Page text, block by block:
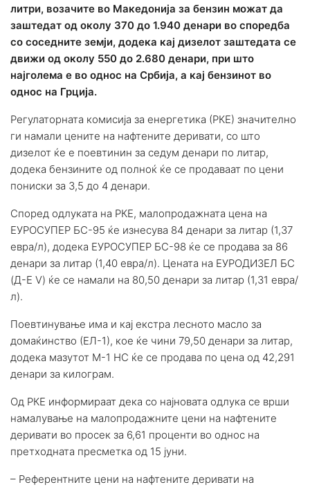
литри, возачите во Македонија за бензин можат да
заштедат од околу 370 до 1.940 денари во споредба
со соседните земји, додека кај дизелот заштедата се
движи од околу 550 до 2.680 денари, при што
најголема е во однос на Србија, а кај бензинот во
однос на Грција.
Регулаторната комисија за енергетика (РКЕ) значително
ги намали цените на нафтените деривати, со што
дизелот ќе е поевтинин за седум денари по литар,
додека бензините од полноќ ќе се продаваат по цени
пониски за 3,5 до 4 денари.
Според одлуката на РКЕ, малопродажната цена на
ЕУРОСУПЕР БС-95 ќе изнесува 84 денари за литар (1,37
евра/л), додека ЕУРОСУПЕР БС-98 ќе се продава за 86
денари за литар (1,40 евра/л). Цената на ЕУРОДИЗЕЛ БС
(Д-Е V) ќе се намали на 80,50 денари за литар (1,31 евра/
л).
Поевтинување има и кај екстра лесното масло за
домаќинство (ЕЛ-1), кое ќе чини 79,50 денари за литар,
додека мазутот М-1 НС ќе се продава по цена од 42,291
денари за килограм.
Од РКЕ информираат дека со најновата одлука се врши
намалување на малопродажните цени на нафтените
деривати во просек за 6,61 проценти во однос на
претходната пресметка од 15 јуни.
– Референтните цени на нафтените деривати на